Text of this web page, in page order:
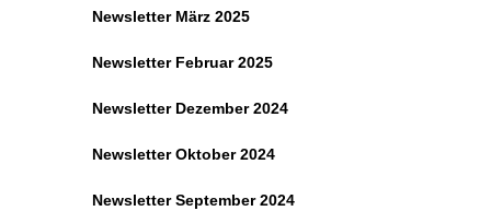
Newsletter März 2025
Newsletter Februar 2025
Newsletter Dezember 2024
Newsletter Oktober 2024
Newsletter September 2024